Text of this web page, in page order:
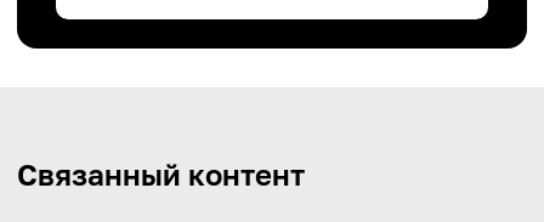
Связанный контент